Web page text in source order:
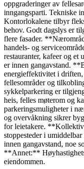
oppgraderinger av
inngangsparti. Tekniske
Kontorlokalene tilbyr
behov. Godt dagslys er
flere fasader.
handels- og
restauranter, kafeer og
er innen gangavstand.
energieffektivitet i
fellesområder og
sykkelparkering er
heis, felles møterom og
parkeringsmuligheter i
og overvåkning sikrer
for leietakere.
stoppesteder i
innen gangavstand, noe
**Annet:**
eiendommen.